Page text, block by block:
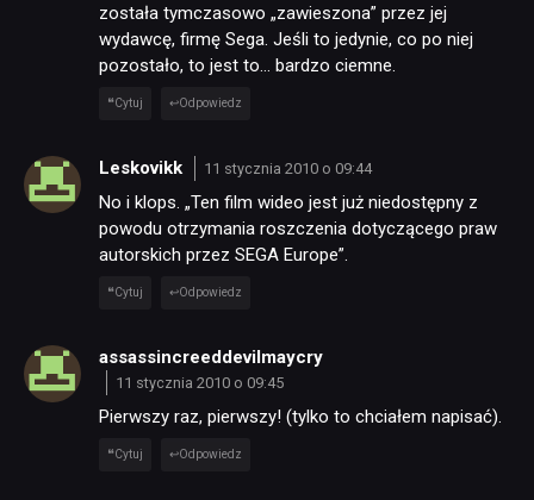
została tymczasowo „zawieszona” przez jej
wydawcę, firmę Sega. Jeśli to jedynie, co po niej
pozostało, to jest to… bardzo ciemne.
Cytuj Odpowiedz
Leskovikk 11 stycznia 2010 o 09:44
No i klops. „Ten film wideo jest już niedostępny z
powodu otrzymania roszczenia dotyczącego praw
autorskich przez SEGA Europe”.
Cytuj Odpowiedz
assassincreeddevilmaycry
11 stycznia 2010 o 09:45
Pierwszy raz, pierwszy! (tylko to chciałem napisać).
Cytuj Odpowiedz